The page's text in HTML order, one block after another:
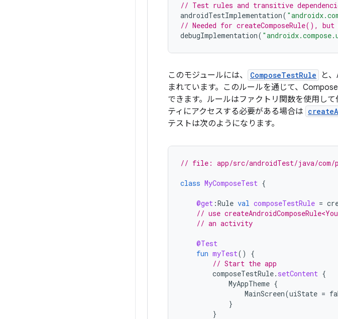
// Test rules and transitive
androidTestImplementation(
// Needed for createComposeRule(),
debugImplementation(
このモジュールには、 ComposeTestRule と
まれています。このルールを通じて、
できます。ルールはファクトリ関数を使用して
ティにアクセスする必要がある場合は
テストは次のようになります。
// file: app/src/androidTest/java/com/
class MyComposeTest {
@get :Rule val composeTestRule =
// use
// an activity
@Test
fun myTest()
{
// Start the app
composeTestRule. setContent {
MyAppTheme {
MainScreen(uiState =
}
}